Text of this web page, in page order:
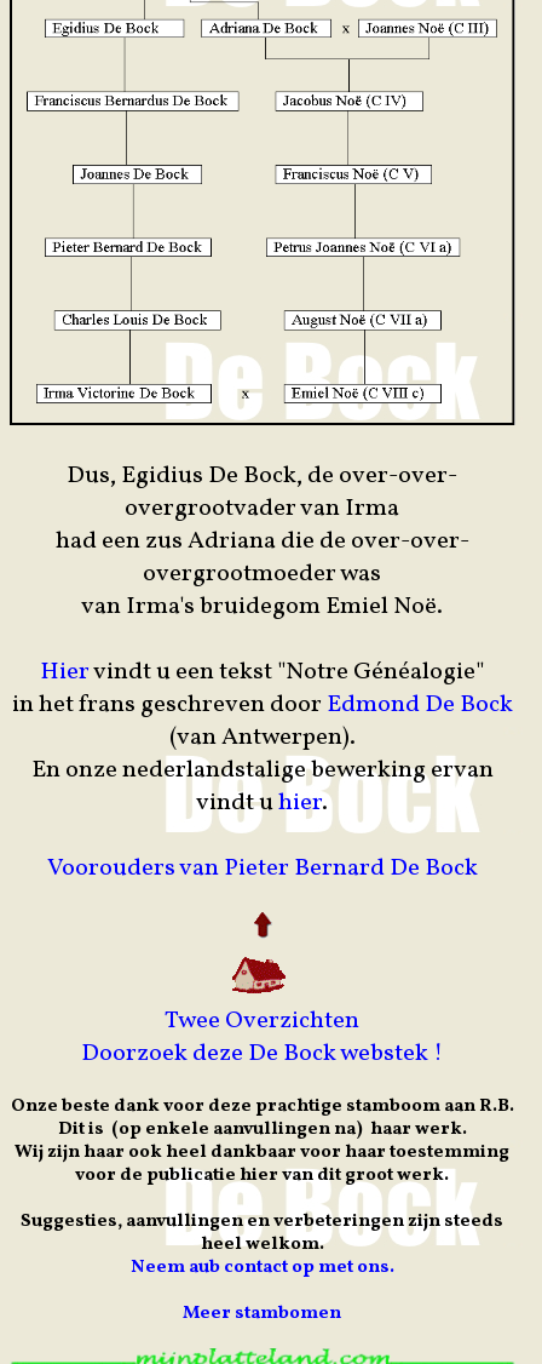
Dus, Egidius De Bock, de over-over-
overgrootvader van Irma
had een zus Adriana die de over-over-
overgrootmoeder was
van Irma's bruidegom Emiel Noë.
Hiervindt u een tekst "Notre Généalogie"
in het frans geschreven door Edmond De Bock
(van Antwerpen).
En onze nederlandstalige bewerking ervan
vindt uhier.
Voorouders van Pieter Bernard De Bock
Twee Overzichten
Doorzoek deze De Bock webstek !
Onze beste dank voor deze prachtige stamboom aan R.B.
Dit is (op enkele aanvullingen na) haar werk.
Wij zijn haar ook heel dankbaar voor haar toestemming
voor de publicatie hier van dit groot werk.
Suggesties, aanvullingen en verbeteringen zijn steeds
heel welkom.
Neem aub contact op met ons.
Meer stambomen